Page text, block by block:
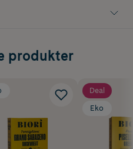
produkter
Deal
Eko